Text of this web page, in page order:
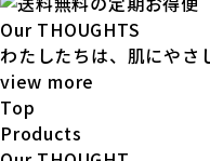
Our THOUGHTS
わたしたちは、肌にやさ
view more
Top
Products